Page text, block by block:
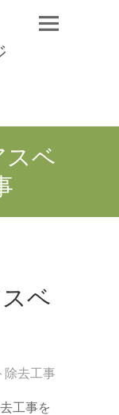
スベ
ベ
除去工事
工事を